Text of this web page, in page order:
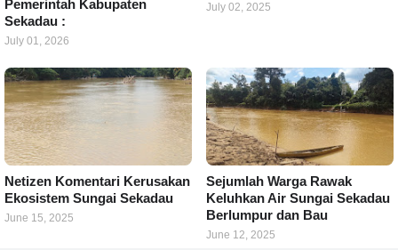
Pemerintah Kabupaten
Sekadau :
July 01, 2026
July 02, 2025
Netizen Komentari Kerusakan
Ekosistem Sungai Sekadau
June 15, 2025
Sejumlah Warga Rawak
Keluhkan Air Sungai Sekadau
Berlumpur dan Bau
June 12, 2025